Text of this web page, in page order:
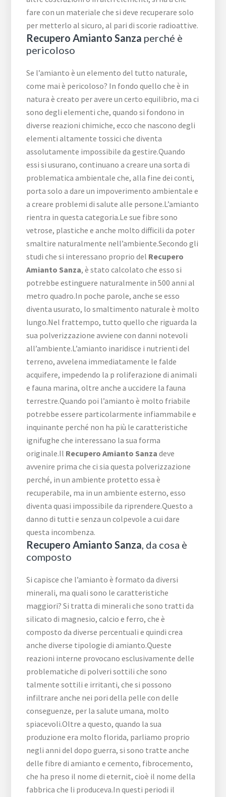
fare con un materiale che si deve recuperare solo
per metterlo al sicuro, al pari di scorie radioattive.
Recupero Amianto Sanza perché è
pericoloso
Se l’amianto è un elemento del tutto naturale,
come mai è pericoloso? In fondo quello che è in
natura è creato per avere un certo equilibrio, ma ci
sono degli elementi che, quando si fondono in
diverse reazioni chimiche, ecco che nascono degli
elementi altamente tossici che diventa
assolutamente impossibile da gestire.Quando
essi si usurano, continuano a creare una sorta di
problematica ambientale che, alla fine dei conti,
porta solo a dare un impoverimento ambientale e
a creare problemi di salute alle persone.L’amianto
rientra in questa categoria.Le sue fibre sono
vetrose, plastiche e anche molto difficili da poter
smaltire naturalmente nell’ambiente.Secondo gli
studi che si interessano proprio del Recupero
Amianto Sanza, è stato calcolato che esso si
potrebbe estinguere naturalmente in 500 anni al
metro quadro.In poche parole, anche se esso
diventa usurato, lo smaltimento naturale è molto
lungo.Nel frattempo, tutto quello che riguarda la
sua polverizzazione avviene con danni notevoli
all’ambiente.L’amianto inaridisce i nutrienti del
terreno, avvelena immediatamente le falde
acquifere, impedendo la p roliferazione di animali
e fauna marina, oltre anche a uccidere la fauna
terrestre.Quando poi l’amianto è molto friabile
potrebbe essere particolarmente infiammabile e
inquinante perché non ha più le caratteristiche
ignifughe che interessano la sua forma
originale.Il Recupero Amianto Sanza deve
avvenire prima che ci sia questa polverizzazione
perché, in un ambiente protetto essa è
recuperabile, ma in un ambiente esterno, esso
diventa quasi impossibile da riprendere.Questo a
danno di tutti e senza un colpevole a cui dare
questa incombenza.
Recupero Amianto Sanza, da cosa è
composto
Si capisce che l’amianto è formato da diversi
minerali, ma quali sono le caratteristiche
maggiori? Si tratta di minerali che sono tratti da
silicato di magnesio, calcio e ferro, che è
composto da diverse percentuali e quindi crea
anche diverse tipologie di amianto.Queste
reazioni interne provocano esclusivamente delle
problematiche di polveri sottili che sono
talmente sottili e irritanti, che si possono
infiltrare anche nei pori della pelle con delle
conseguenze, per la salute umana, molto
spiacevoli.Oltre a questo, quando la sua
produzione era molto florida, parliamo proprio
negli anni del dopo guerra, si sono tratte anche
delle fibre di amianto e cemento, fibrocemento,
che ha preso il nome di eternit, cioè il nome della
fabbrica che li produceva.In questi periodi il